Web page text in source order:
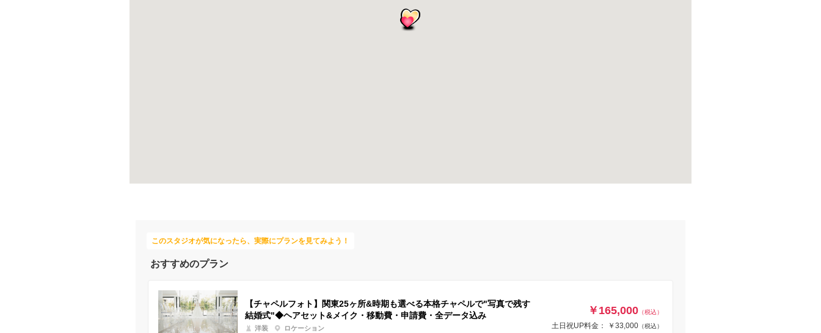
このスタジオが気になったら、実際にプランを見てみよう！
おすすめのプラン
【チャペルフォト】関東25ヶ所&時期も選べる本格チャペルで"写真で残す
結婚式"◆ヘアセット&メイク・移動費・申請費・全データ込み
洋装 ロケーション
￥165,000 （税込）
土日祝UP料金： ￥33,000 （税込）